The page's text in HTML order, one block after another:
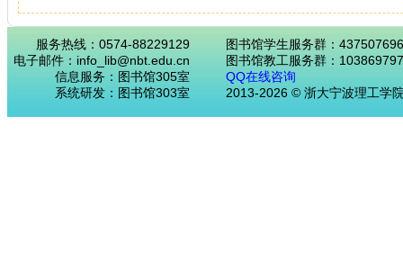
服务热线：0574-88229129
电子邮件：info_lib@nbt.edu.cn
信息服务：图书馆305室
系统研发：图书馆303室
图书馆学生服务群：437507696
图书馆教工服务群：
QQ在线咨询
2013-2026 © 浙大宁波理工学